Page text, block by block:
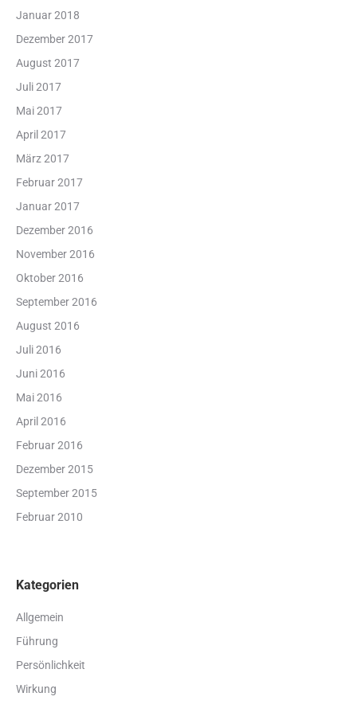
Januar 2018
Dezember 2017
August 2017
Juli 2017
Mai 2017
April 2017
März 2017
Februar 2017
Januar 2017
Dezember 2016
November 2016
Oktober 2016
September 2016
August 2016
Juli 2016
Juni 2016
Mai 2016
April 2016
Februar 2016
Dezember 2015
September 2015
Februar 2010
Kategorien
Allgemein
Führung
Persönlichkeit
Wirkung